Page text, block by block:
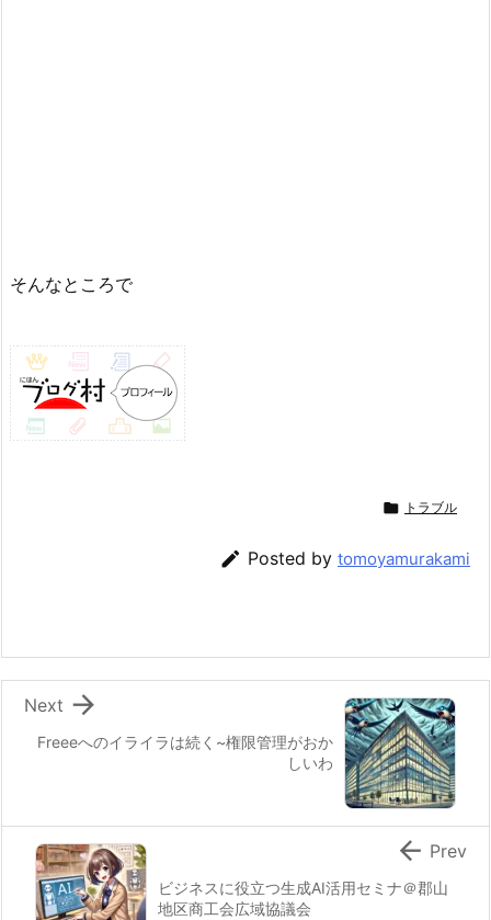
そんなところで
 トラブル
 Posted by tomoyamurakami
Freeeへのイライラは続く~権限管理がおか
しいわ

Next
ビジネスに役立つ生成AI活用セミナ＠郡山
地区商工会広域協議会
 Prev